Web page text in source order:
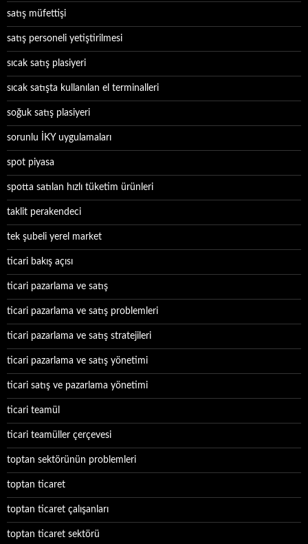
satış müfettişi
satış personeli yetiştirilmesi
sıcak satış plasiyeri
sıcak satışta kullanılan el terminalleri
soğuk satış plasiyeri
sorunlu İKY uygulamaları
spot piyasa
spotta satılan hızlı tüketim ürünleri
taklit perakendeci
tek şubeli yerel market
ticari bakış açısı
ticari pazarlama ve satış
ticari pazarlama ve satış problemleri
ticari pazarlama ve satış stratejileri
ticari pazarlama ve satış yönetimi
ticari satış ve pazarlama yönetimi
ticari teamül
ticari teamüller çerçevesi
toptan sektörünün problemleri
toptan ticaret
toptan ticaret çalışanları
toptan ticaret sektörü